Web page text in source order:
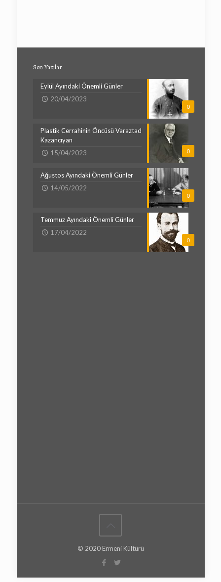
Son Yazılar
0
Eylül Ayındaki Önemli Günler
20/04/2023
0
Plastik Cerrahinin Öncüsü Varaztad
Kazancıyan
15/04/2023
0
Ağustos Ayındaki Önemli Günler
14/05/2022
0
Temmuz Ayındaki Önemli Günler
17/04/2022
© 2020 Ermeni Kültürü